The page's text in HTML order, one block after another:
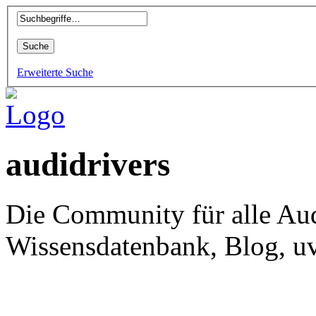
Erweiterte Suche
audidrivers
Die Community für alle
Wissensdatenbank, Blog,